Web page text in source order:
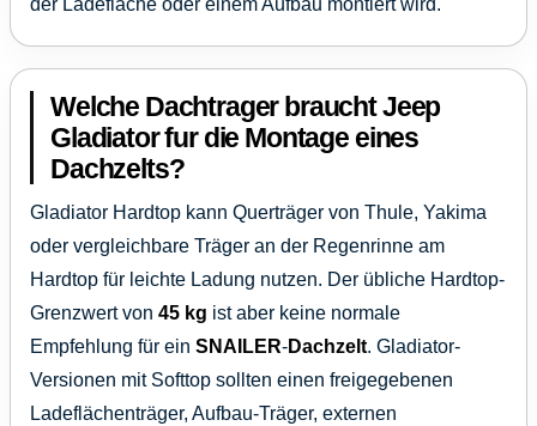
der Ladefläche oder einem Aufbau montiert wird.
Welche Dachtrager braucht Jeep
Gladiator fur die Montage eines
Dachzelts?
Gladiator Hardtop kann Querträger von Thule, Yakima
oder vergleichbare Träger an der Regenrinne am
Hardtop für leichte Ladung nutzen. Der übliche Hardtop-
Grenzwert von 45 kg ist aber keine normale
Empfehlung für ein SNAILER-Dachzelt. Gladiator-
Versionen mit Softtop sollten einen freigegebenen
Ladeflächenträger, Aufbau-Träger, externen